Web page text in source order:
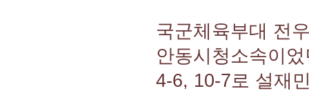
국군체육부대 전
안동시청소속이
4-6, 10-7로 설재